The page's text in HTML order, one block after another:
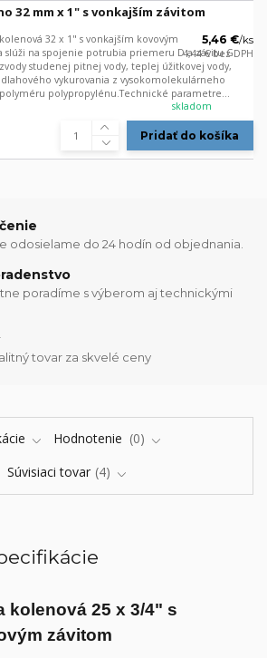
32 mm x 1" s vonkajším závitom
32 x 1" s vonkajším kovovým
slúži na spojenie potrubia priemeru D a závitu G.
studenej pitnej vody, teplej úžitkovej vody,
vykurovania z vysokomolekulárneho
polypropylénu.Technické parametre...
5,46 €/ks
4,44 €bez DPH
skladom
Pridať do košíka
odosielame do 24 hodín od objednania.
poradíme s výberom aj technickými
tovar za skvelé ceny
Hodnotenie
0
Súvisiaci tovar 4
kolenová 25 x 3/4" s
závitom